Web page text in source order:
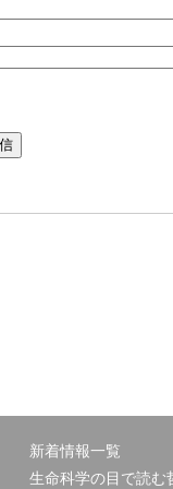
新着情報一覧
生命科学の目で読む